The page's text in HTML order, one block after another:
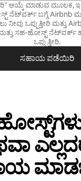
ಆಯ್ಕೆ ಮಾಡುವ ಮೂಲಕ,
ನೆಟ್‌ವರ್ಕ್ ಬಗ್ಗೆ Airbnb
ನೀವು ಒಪ್ಪುತ್ತೀರಿ ಮತ್ತು
ಸಹ-ಹೋಸ್ಟ್ ನೆಟ್‌ವರ್ಕ್
ಒಪ್ಪುತ್ತೀರಿ.
ಸಹಾಯ ಪಡೆಯಿರಿ